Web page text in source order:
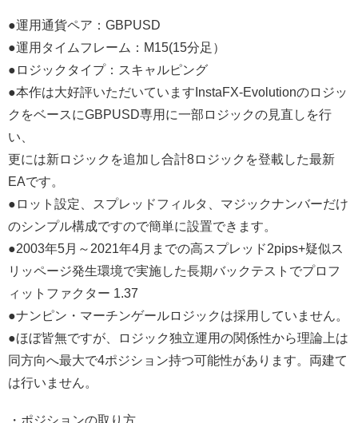
●運用通貨ペア：GBPUSD
●運用タイムフレーム：M15(15分足）
●ロジックタイプ：スキャルピング
●本作は大好評いただいていますInstaFX-Evolutionのロジッ
クをベースにGBPUSD専用に一部ロジックの見直しを行
い、
更には新ロジックを追加し合計8ロジックを登載した最新
EAです。
●ロット設定、スプレッドフィルタ、マジックナンバーだけ
のシンプル構成ですので簡単に設置できます。
●2003年5月～2021年4月までの高スプレッド2pips+疑似ス
リッページ発生環境で実施した長期バックテストでプロフ
ィットファクター 1.37
●ナンピン・マーチンゲールロジックは採用していません。
●ほぼ皆無ですが、ロジック独立運用の関係性から理論上は
同方向へ最大で4ポジション持つ可能性があります。両建て
は行いません。
・ポジションの取り方